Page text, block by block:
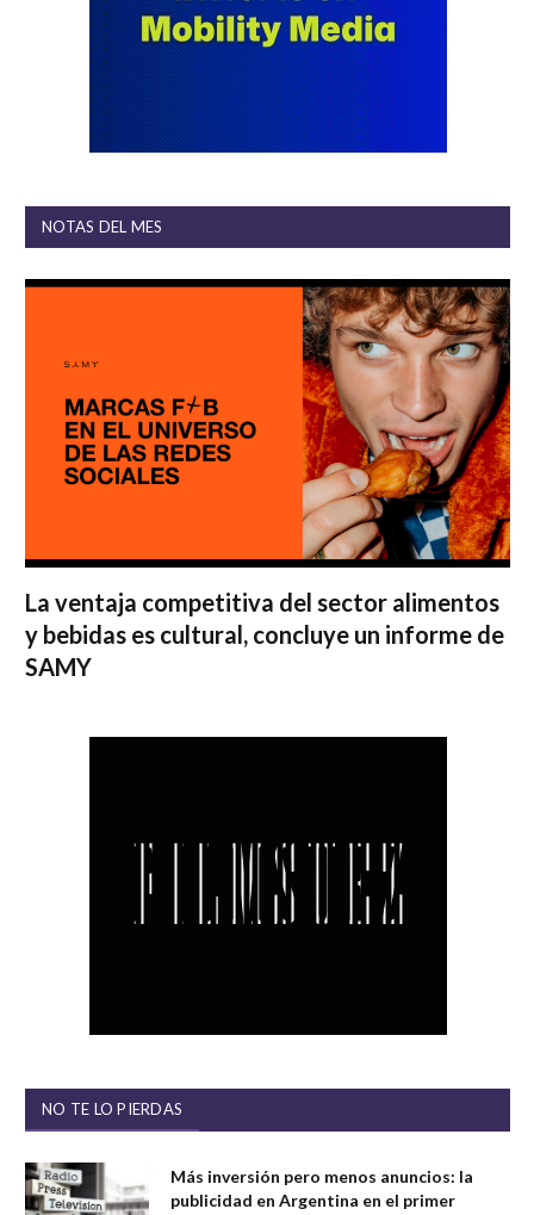
NOTAS DEL MES
La ventaja competitiva del sector alimentos
y bebidas es cultural, concluye un informe de
SAMY
NO TE LO PIERDAS
Más inversión pero menos anuncios: la
publicidad en Argentina en el primer